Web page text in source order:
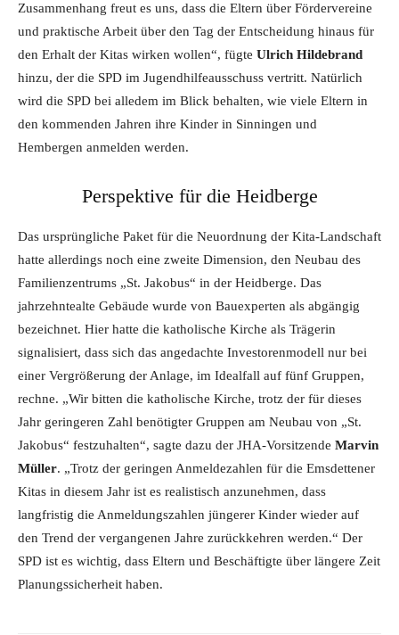
Zusammenhang freut es uns, dass die Eltern über Fördervereine
und praktische Arbeit über den Tag der Entscheidung hinaus für
den Erhalt der Kitas wirken wollen“, fügte Ulrich Hildebrand
hinzu, der die SPD im Jugendhilfeausschuss vertritt. Natürlich
wird die SPD bei alledem im Blick behalten, wie viele Eltern in
den kommenden Jahren ihre Kinder in Sinningen und
Hembergen anmelden werden.
Perspektive für die Heidberge
Das ursprüngliche Paket für die Neuordnung der Kita-Landschaft
hatte allerdings noch eine zweite Dimension, den Neubau des
Familienzentrums „St. Jakobus“ in der Heidberge. Das
jahrzehntealte Gebäude wurde von Bauexperten als abgängig
bezeichnet. Hier hatte die katholische Kirche als Trägerin
signalisiert, dass sich das angedachte Investorenmodell nur bei
einer Vergrößerung der Anlage, im Idealfall auf fünf Gruppen,
rechne. „Wir bitten die katholische Kirche, trotz der für dieses
Jahr geringeren Zahl benötigter Gruppen am Neubau von „St.
Jakobus“ festzuhalten“, sagte dazu der JHA-Vorsitzende Marvin
Müller. „Trotz der geringen Anmeldezahlen für die Emsdettener
Kitas in diesem Jahr ist es realistisch anzunehmen, dass
langfristig die Anmeldungszahlen jüngerer Kinder wieder auf
den Trend der vergangenen Jahre zurückkehren werden.“ Der
SPD ist es wichtig, dass Eltern und Beschäftigte über längere Zeit
Planungssicherheit haben.